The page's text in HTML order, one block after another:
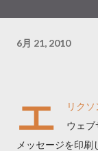
6月 21, 2010
エ
リク
ウェ
メッセージを印